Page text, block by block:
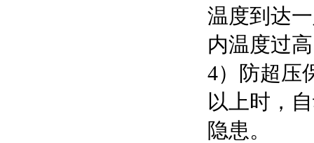
温度到达
内温度过
4）防超压
以上时，
隐患。